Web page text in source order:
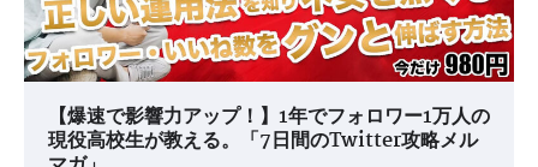
【爆速で影響力アップ！】1年でフォロワー1万人の
現役高校生が教える。「7日間のTwitter攻略メル